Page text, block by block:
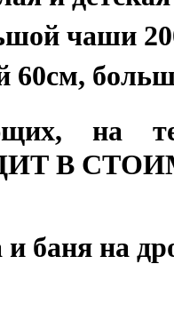
чаши
60см,
на
В
и баня на